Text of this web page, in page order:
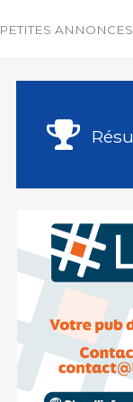
PETITES ANNONCES